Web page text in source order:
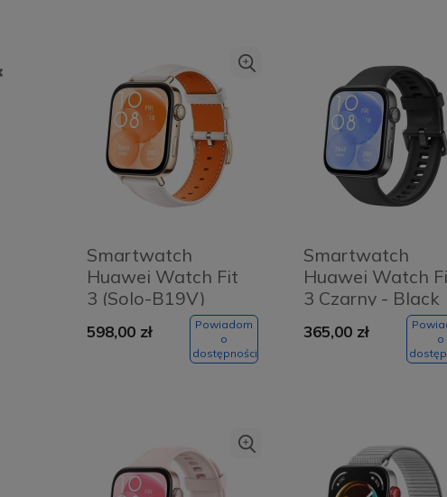
Smartwatch
Huawei Watch Fit
3 (Solo-B19V)
Biały - White
leather
598,00 zł
Powiadom
o
dostępności
Smartwatch
Huawei Watch
3 Czarny - Black
365,00 zł
o